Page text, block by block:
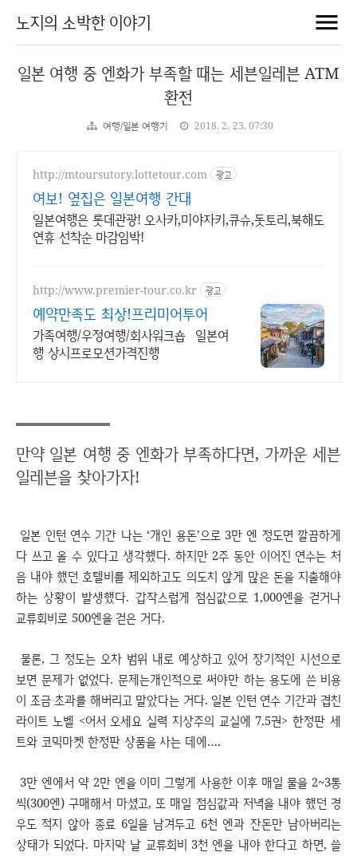
노지의 소박한 이야기
일본 여행 중 엔화가 부족할 때는 세븐일레븐 ATM
환전
여행/일본 여행기 2018. 2. 23. 07:30
http://mtoursutory.lottetour.com 광고
여보! 옆집은 일본여행 간대
일본여행은 롯데관광! 오사카,미야자키,큐슈,돗토리,북해도
연휴 선착순 마감임박!
http://www.premier-tour.co.kr 광고
예약만족도 최상!프리미어투어
가족여행/우정여행/회사워크숍 일본여
행 상시프로모션가격진행
만약 일본 여행 중 엔화가 부족하다면, 가까운 세븐
일레븐을 찾아가자!
일본 인턴 연수 기간 나는 ‘개인 용돈’으로 3만 엔 정도면 깔끔하게
다 쓰고 올 수 있다고 생각했다. 하지만 2주 동안 이어진 연수는 처
음 내야 했던 호텔비를 제외하고도 의도치 않게 많은 돈을 지출해야
하는 상황이 발생했다. 갑작스럽게 점심값으로 1,000엔을 걷거나
교류회비로 500엔을 걷은 거다.
물론, 그 정도는 오차 범위 내로 예상하고 있어 장기적인 시선으로
보면 문제가 없었다. 문제는개인적으로 써야만 하는 용도에 쓴 비용
이 조금 초과를 해버리고 말았다는 거다. 일본 인턴 연수 기간과 겹친
라이트 노벨 <어서 오세요 실력 지상주의 교실에 7.5권> 한정판 세
트와 코믹마켓 한정판 상품을 사는 데에….
3만 엔에서 약 2만 엔을 이미 그렇게 사용한 이후 매일 물을 2~3통
씩(300엔) 구매해서 마셨고, 또 매일 점심값과 저녁을 내야 했던 경
우도 적지 않아 종료 6일을 남겨두고 6천 엔과 잔돈만 남아버리는
상태가 되었다. 마지막 날 교류회비 3천 엔을 내야 한다고 하면, 쓸